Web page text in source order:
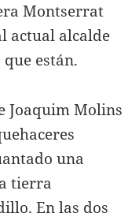
Montserrat
actual alcalde
están.
Joaquim Molins
una
tierra
En las dos